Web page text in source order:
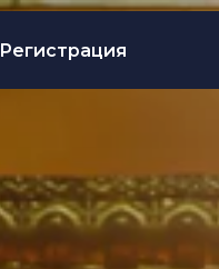
Регистрация